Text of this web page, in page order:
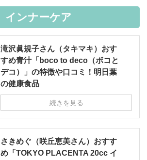
インナーケア
滝沢眞規子さん（タキマキ）おす
すめ青汁「boco to deco（ボコと
デコ）」の特徴や口コミ！明日葉
の健康食品
続きを見る
さきめぐ（咲丘恵美さん）おすす
め「TOKYO PLACENTA 20cc イ